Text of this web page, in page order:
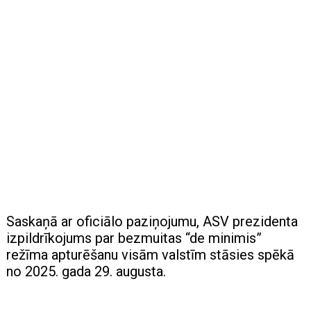
Saskaņā ar oficiālo paziņojumu, ASV prezidenta
izpildrīkojums par bezmuitas “de minimis”
režīma apturēšanu visām valstīm stāsies spēkā
no 2025. gada 29. augusta.